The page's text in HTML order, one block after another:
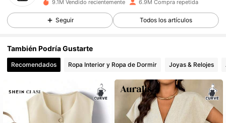
4,81 1M Seguidores
1M Seguidores
9.1M Vendido recientemente 6.9M Compra repetida
Seguir Todos los artículos
También Podría Gustarte
Recomendados Ropa Interior y Ropa de Dormir Joyas & Relojes